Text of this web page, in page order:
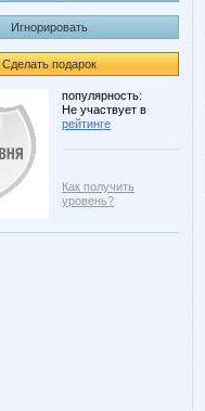
Игнорировать
Сделать подарок
популярность:
Не участвует в
рейтинге
Как получить
уровень?